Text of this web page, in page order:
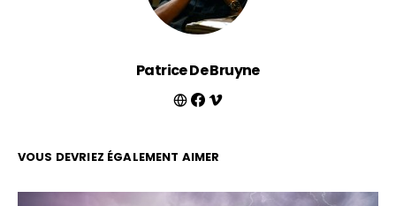
Patrice De Bruyne
VOUS DEVRIEZ ÉGALEMENT AIMER